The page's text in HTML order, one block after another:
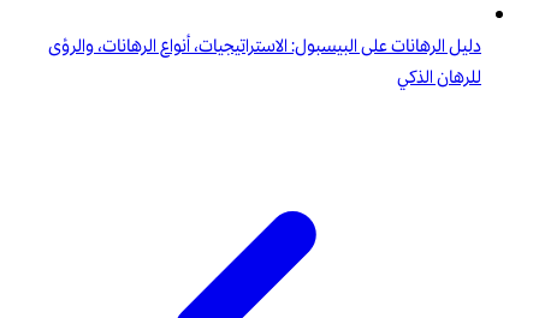
دليل الرهانات على البيسبول: الاستراتيجيات، أنواع الرهانات، والرؤى
للرهان الذكي